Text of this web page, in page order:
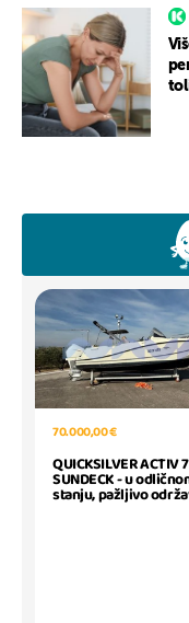
70.000,00 €
QUICKSILVER ACTIV
SUNDECK - u
stanju, pažljivo